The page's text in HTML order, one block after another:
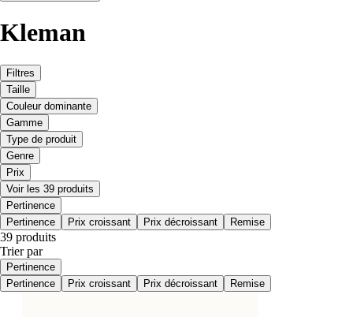
Kleman
Filtres
Taille
Couleur dominante
Gamme
Type de produit
Genre
Prix
Voir les 39 produits
Pertinence
Pertinence
Prix croissant Prix décroissant Remise
39 produits
Trier par
Pertinence
Pertinence
Prix croissant Prix décroissant Remise